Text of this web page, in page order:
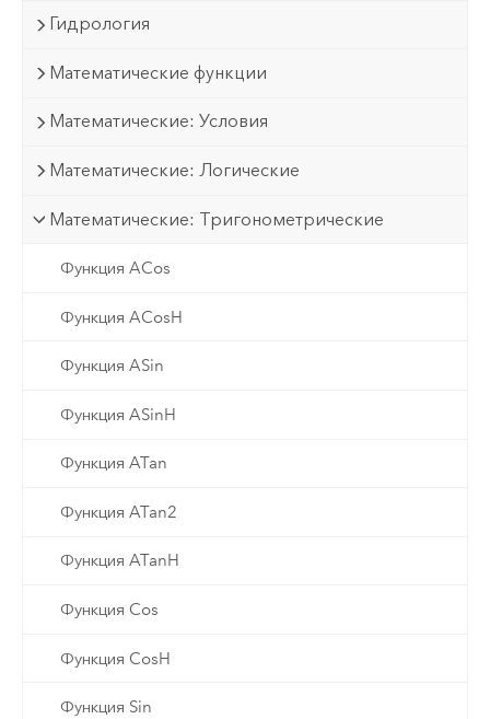
Гидрология
Математические функции
Математические: Условия
Математические: Логические
Математические: Тригонометрические
Функция ACos
Функция ACosH
Функция ASin
Функция ASinH
Функция ATan
Функция ATan2
Функция ATanH
Функция Cos
Функция CosH
Функция Sin